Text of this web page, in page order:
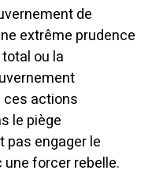
de
extrême prudence
ou la
ces actions
le piège
pas engager le
forcer rebelle.